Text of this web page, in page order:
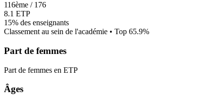
116ème / 176
8.1 ETP
15% des enseignants
Classement au sein de l'académie • Top 65.9%
Part de femmes
Part de femmes en ETP
Âges